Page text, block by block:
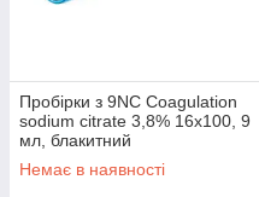
Пробірки з 9NC Coagulation
sodium citrate 3,8% 16x100, 9
мл, блакитний
ковпачок,черне кільце,
VACUETTE
Немає в наявності